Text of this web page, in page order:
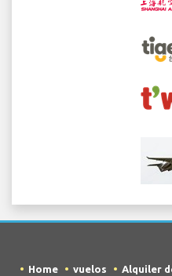
Home vuelos Alquiler